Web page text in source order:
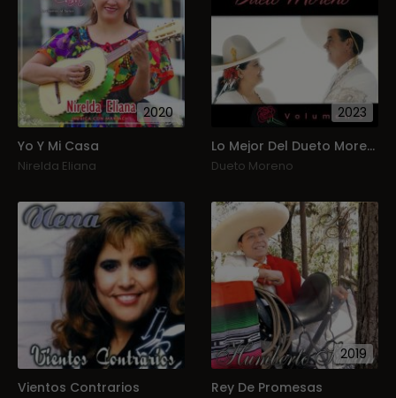
2020
Yo Y Mi Casa
Nirelda Eliana
2023
Lo Mejor Del Dueto Moreno, Vol. 3
Dueto Moreno
Vientos Contrarios
2019
Rey De Promesas